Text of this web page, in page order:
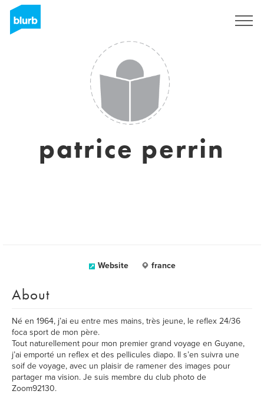
patrice perrin
Website france
About
Né en 1964, j’ai eu entre mes mains, très jeune, le reflex 24/36
foca sport de mon père.
Tout naturellement pour mon premier grand voyage en Guyane,
j’ai emporté un reflex et des pellicules diapo. Il s’en suivra une
soif de voyage, avec un plaisir de ramener des images pour
partager ma vision. Je suis membre du club photo de
Zoom92130.